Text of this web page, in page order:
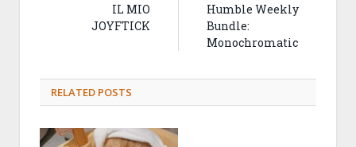
IL MIO
JOYFTICK
Humble Weekly
Bundle:
Monochromatic
RELATED POSTS